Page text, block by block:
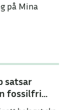
på Mina
satsar
fossilfri